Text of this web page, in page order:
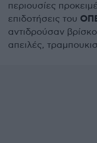
περιουσίες
επιδοτήσεις του
αντιδρούσαν
απειλές,